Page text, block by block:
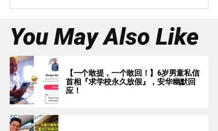
You May Also Like
【一个敢提，一个敢回！】6岁男童私信
首相『求学校永久放假』，安华幽默回
应！